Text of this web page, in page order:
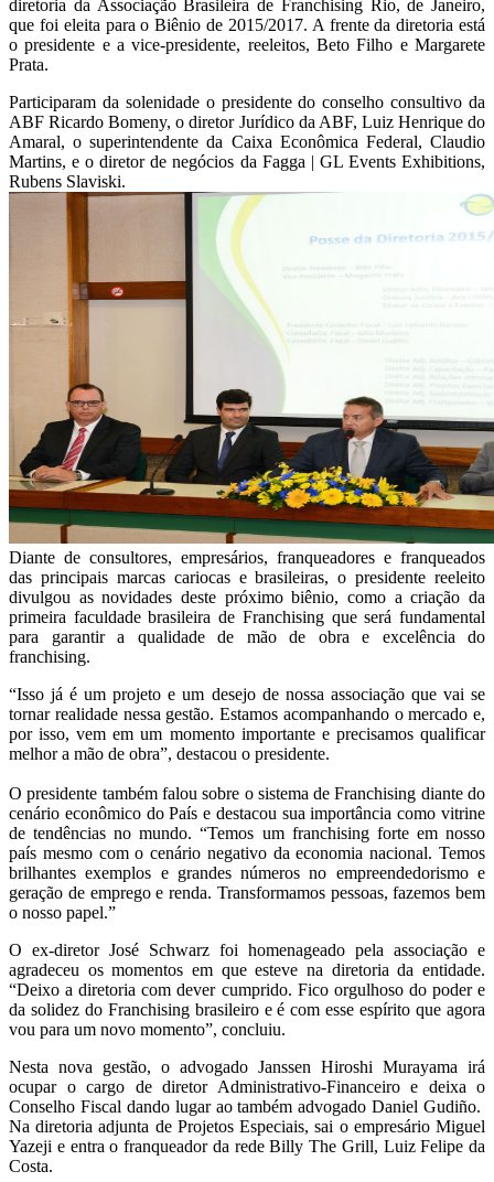
diretoria da Associação Brasileira de Franchising Rio, de Janeiro,
que foi eleita para o Biênio de 2015/2017. A frente da diretoria está
o presidente e a vice-presidente, reeleitos, Beto Filho e Margarete
Prata.
Participaram da solenidade o presidente do conselho consultivo da
ABF Ricardo Bomeny, o diretor Jurídico da ABF, Luiz Henrique do
Amaral, o superintendente da Caixa Econômica Federal, Claudio
Martins, e o diretor de negócios da Fagga | GL Events Exhibitions,
Rubens Slaviski.
Diante de consultores, empresários, franqueadores e franqueados
das principais marcas cariocas e brasileiras, o presidente reeleito
divulgou as novidades deste próximo biênio, como a criação da
primeira faculdade brasileira de Franchising que será fundamental
para garantir a qualidade de mão de obra e excelência do
franchising.
“Isso já é um projeto e um desejo de nossa associação que vai se
tornar realidade nessa gestão. Estamos acompanhando o mercado e,
por isso, vem em um momento importante e precisamos qualificar
melhor a mão de obra”, destacou o presidente.
O presidente também falou sobre o sistema de Franchising diante do
cenário econômico do País e destacou sua importância como vitrine
de tendências no mundo. “Temos um franchising forte em nosso
país mesmo com o cenário negativo da economia nacional. Temos
brilhantes exemplos e grandes números no empreendedorismo e
geração de emprego e renda. Transformamos pessoas, fazemos bem
o nosso papel.”
O ex-diretor José Schwarz foi homenageado pela associação e
agradeceu os momentos em que esteve na diretoria da entidade.
“Deixo a diretoria com dever cumprido. Fico orgulhoso do poder e
da solidez do Franchising brasileiro e é com esse espírito que agora
vou para um novo momento”, concluiu.
Nesta nova gestão, o advogado Janssen Hiroshi Murayama irá
ocupar o cargo de diretor Administrativo-Financeiro e deixa o
Conselho Fiscal dando lugar ao também advogado Daniel Gudiño.
Na diretoria adjunta de Projetos Especiais, sai o empresário Miguel
Yazeji e entra o franqueador da rede Billy The Grill, Luiz Felipe da
Costa.